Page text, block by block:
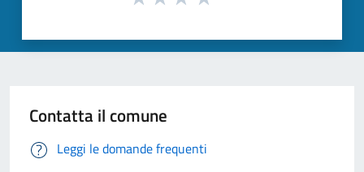
Contatta il comune
Leggi le domande frequenti